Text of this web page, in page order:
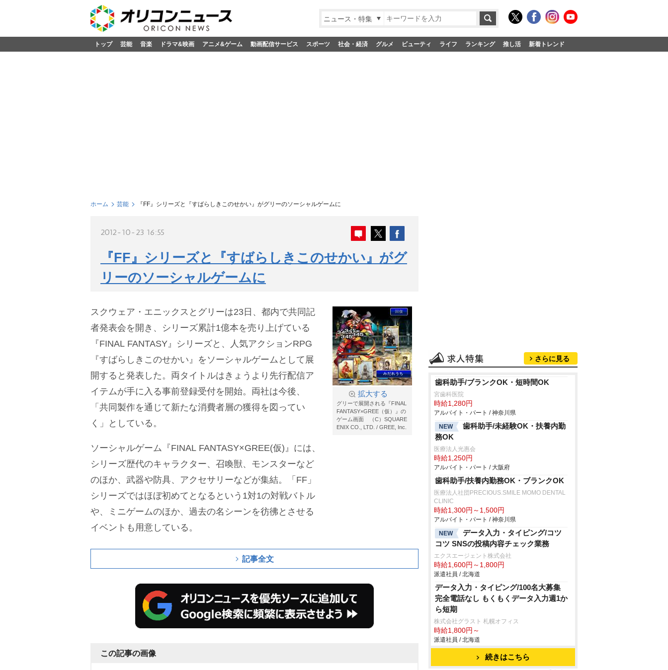
ニュース・特集
トップ 芸能 音楽 ドラマ&映画 アニメ&ゲーム 動画配信サービス スポーツ 社会・経済 グルメ ビューティ ライフ ランキング 推し活 新着トレンド
ホーム 芸能 『FF』シリーズと『すばらしきこのせかい』がグリーのソーシャルゲームに
2012-10-23 16:55
『FF』シリーズと『すばらしきこのせかい』がグ
リーのソーシャルゲームに
拡大する
グリーで展開される『FINAL
FANTASY×GREE（仮）』の
ゲーム画面 （C）SQUARE
ENIX CO., LTD. / GREE, Inc.
スクウェア・エニックスとグリーは23日、都内で共同記
者発表会を開き、シリーズ累計1億本を売り上げている
『FINAL FANTASY』シリーズと、人気アクションRPG
『すばらしきこのせかい』をソーシャルゲームとして展
開すると発表した。両タイトルはきょうより先行配信ア
イテムが手に入る事前登録受付を開始。両社は今後、
「共同製作を通じて新たな消費者層の獲得を図ってい
く」としている。
ソーシャルゲーム『FINAL FANTASY×GREE(仮)』には、
シリーズ歴代のキャラクター、召喚獣、モンスターなど
のほか、武器や防具、アクセサリーなどが集結。「FF」
シリーズではほぼ初めてとなるという1対1の対戦バトル
、ミニゲームのほか、過去の名シーンを彷彿とさせる
イベントも用意している。
記事全文
この記事の画像
さらに見る
歯科助手/ブランクOK・短時間OK
宮歯科医院
時給1,280円
アルバイト・パート / 神奈川県
NEW
歯科助手/未経験OK・扶養内勤
務OK
医療法人光惠会
時給1,250円
アルバイト・パート / 大阪府
歯科助手/扶養内勤務OK・ブランクOK
医療法人社団PRECIOUS.SMILE MOMO DENTAL
CLINIC
時給1,300円～1,500円
アルバイト・パート / 神奈川県
NEW
データ入力・タイピング/コツ
コツ SNSの投稿内容チェック業務
エクスエージェント株式会社
時給1,600円～1,800円
派遣社員 / 北海道
データ入力・タイピング/100名大募集
完全電話なし もくもくデータ入力週1か
ら短期
株式会社グラスト 札幌オフィス
時給1,800円～
派遣社員 / 北海道
続きはこちら